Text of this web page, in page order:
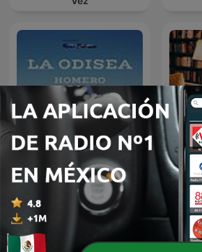
Audiolibro La Odisea |
Homero